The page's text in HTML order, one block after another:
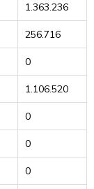
1.363.236
256.716
0
1.106.520
0
0
0